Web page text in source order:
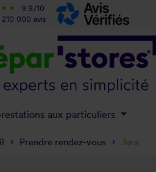
Prendre rendez-vous Jura
star_rate star_rate
9.9/10
210 000 avis
aux particuliers